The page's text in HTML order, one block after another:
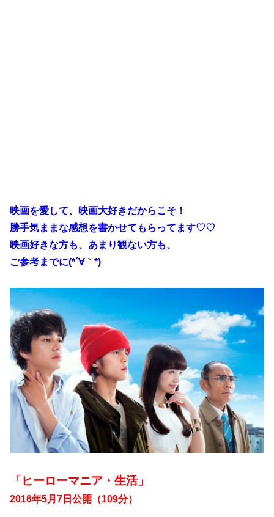
映画を愛して、映画大好きだからこそ！
勝手気ままな感想を書かせてもらってます♡♡
映画好きな方も、あまり観ない方も、
ご参考までに(*´∀｀*)
「ヒーローマニア・生活」
2016年5月7日公開（109分）